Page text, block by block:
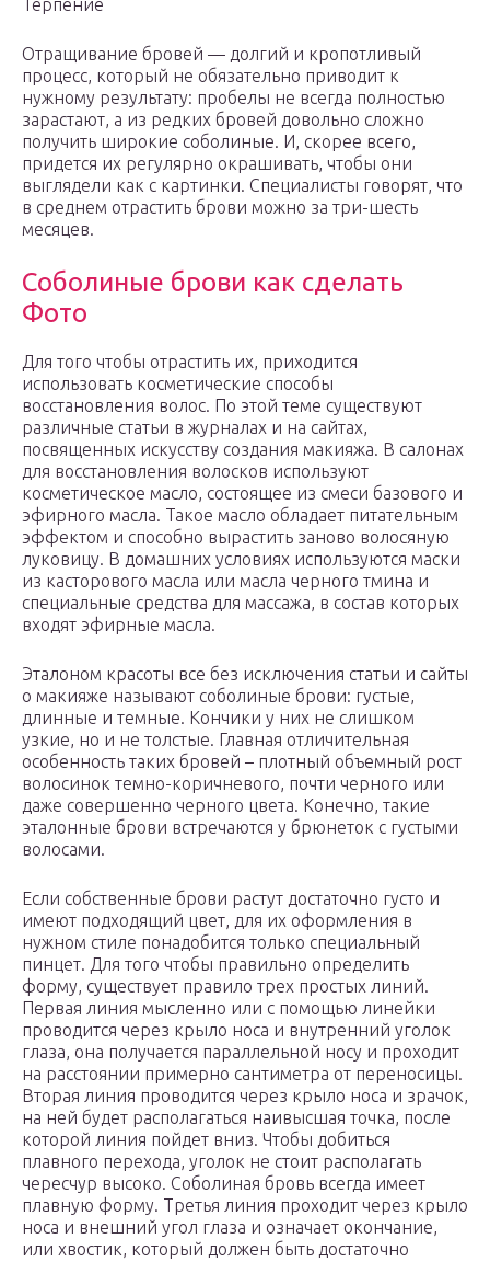
Терпение
Отращивание бровей — долгий и кропотливый
процесс, который не обязательно приводит к
нужному результату: пробелы не всегда полностью
зарастают, а из редких бровей довольно сложно
получить широкие соболиные. И, скорее всего,
придется их регулярно окрашивать, чтобы они
выглядели как с картинки. Специалисты говорят, что
в среднем отрастить брови можно за три-шесть
месяцев.
Соболиные брови как сделать
Фото
Для того чтобы отрастить их, приходится
использовать косметические способы
восстановления волос. По этой теме существуют
различные статьи в журналах и на сайтах,
посвященных искусству создания макияжа. В салонах
для восстановления волосков используют
косметическое масло, состоящее из смеси базового и
эфирного масла. Такое масло обладает питательным
эффектом и способно вырастить заново волосяную
луковицу. В домашних условиях используются маски
из касторового масла или масла черного тмина и
специальные средства для массажа, в состав которых
входят эфирные масла.
Эталоном красоты все без исключения статьи и сайты
о макияже называют соболиные брови: густые,
длинные и темные. Кончики у них не слишком
узкие, но и не толстые. Главная отличительная
особенность таких бровей – плотный объемный рост
волосинок темно-коричневого, почти черного или
даже совершенно черного цвета. Конечно, такие
эталонные брови встречаются у брюнеток с густыми
волосами.
Если собственные брови растут достаточно густо и
имеют подходящий цвет, для их оформления в
нужном стиле понадобится только специальный
пинцет. Для того чтобы правильно определить
форму, существует правило трех простых линий.
Первая линия мысленно или с помощью линейки
проводится через крыло носа и внутренний уголок
глаза, она получается параллельной носу и проходит
на расстоянии примерно сантиметра от переносицы.
Вторая линия проводится через крыло носа и зрачок,
на ней будет располагаться наивысшая точка, после
которой линия пойдет вниз. Чтобы добиться
плавного перехода, уголок не стоит располагать
чересчур высоко. Соболиная бровь всегда имеет
плавную форму. Третья линия проходит через крыло
носа и внешний угол глаза и означает окончание,
или хвостик, который должен быть достаточно